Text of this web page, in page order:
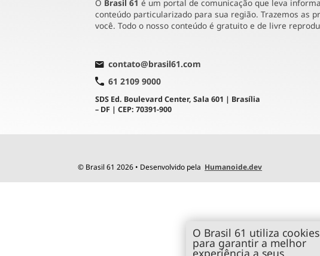
O Brasil 61 é um portal de comunicação que leva
conteúdo particularizado para sua região. Trazemos as
você. Todo o nosso conteúdo é gratuito e de livre
contato@brasil61.com
61 2109 9000
SDS Ed. Boulevard Center, Sala 601 | Brasília
– DF | CEP: 70391-900
© Brasil 61 2026 • Desenvolvido pela Humanoide.dev
O Brasil 61 utiliza cookies
para garantir a melhor
experiência a seus